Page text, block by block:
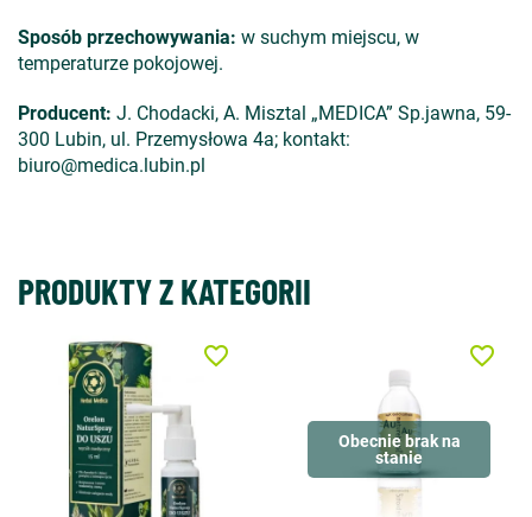
Sposób przechowywania: w suchym miejscu, w
temperaturze pokojowej.
Producent: J. Chodacki, A. Misztal „MEDICA” Sp.jawna, 59-
300 Lubin, ul. Przemysłowa 4a; kontakt:
biuro@medica.lubin.pl
PRODUKTY Z KATEGORII
favorite_border
Obecnie brak na
stanie
favorite_border